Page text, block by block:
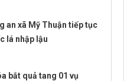
an xã Mỹ Thuận tiếp tục
lá nhập lậu
bắt quả tang 01 vụ